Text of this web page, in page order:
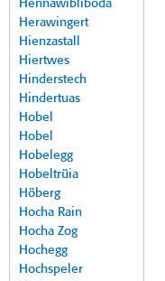
Hennawibliboda
Herawingert
Hienzastall
Hiertwes
Hinderstech
Hindertuas
Hobel
Hobel
Hobelegg
Hobeltrüia
Höberg
Hocha Rain
Hocha Zog
Hochegg
Hochspeler